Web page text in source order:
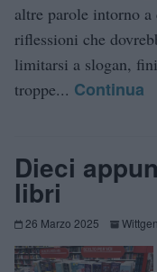
altre parole intorno
riflessioni che
limitarsi a slogan,
troppe... Continua
Dieci
libri
26 Marzo 2025